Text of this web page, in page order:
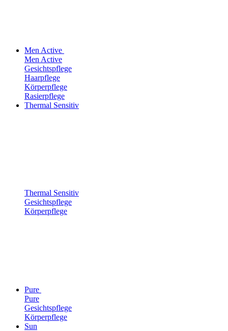
Men Active
Men Active
Gesichtspflege
Haarpflege
Körperpflege
Rasierpflege
Thermal Sensitiv
Thermal Sensitiv
Gesichtspflege
Körperpflege
Pure
Pure
Gesichtspflege
Körperpflege
Sun